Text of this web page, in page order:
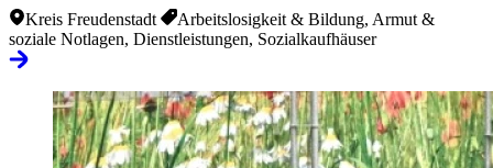
Kreis Freudenstadt
Arbeitslosigkeit & Bildung, Armut &
soziale Notlagen, Dienstleistungen, Sozialkaufhäuser